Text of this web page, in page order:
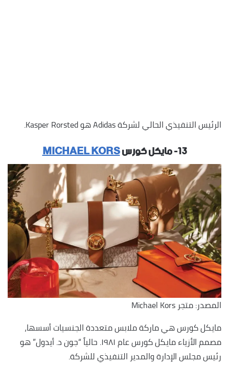
الرئيس التنفيذي الحالي لشركة Adidas هو Kasper Rorsted.
١٣- مايكل كورس MICHAEL KORS
المصدر: متجر Michael Kors
مايكل كورس هي ماركة ملابس متعددة الجنسيات أسسها،
مصمم الأزياء مايكل كورس عام ١٩٨١. حالياً “جون د. أيدول” هو
رئيس مجلس الإدارة والمدير التنفيذي للشركة.